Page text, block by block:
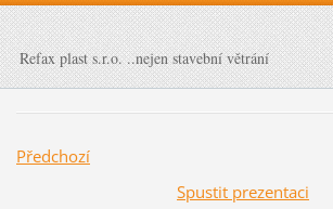
Refax plast s.r.o. ..nejen stavební větrání
Předchozí
Spustit prezentaci